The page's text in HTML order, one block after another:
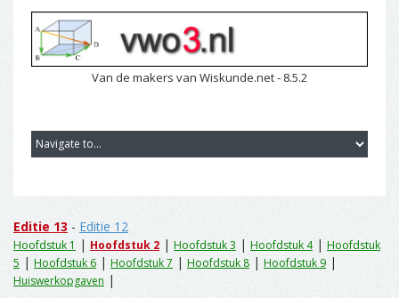
Van de makers van Wiskunde.net - 8.5.2
Editie 13 - Editie 12
Hoofdstuk 1 | Hoofdstuk 2 | Hoofdstuk 3 | Hoofdstuk 4| Hoofdstuk
5 | Hoofdstuk 6 | Hoofdstuk 7 | Hoofdstuk 8 | Hoofdstuk 9 |
Huiswerkopgaven |